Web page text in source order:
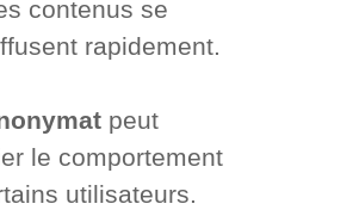
contenus se
rapidement.
peut
le comportement
utilisateurs.